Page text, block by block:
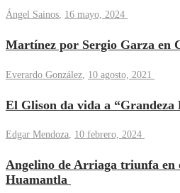
Ángel Sainos 16 mayo, 2024
Martínez por Sergio Garza en
Everardo González 10 agosto, 2021
El Glison da vida a “Grandeza
Edgar Mendoza, 10 febrero, 2024
Angelino de Arriaga triunfa en
Huamantla